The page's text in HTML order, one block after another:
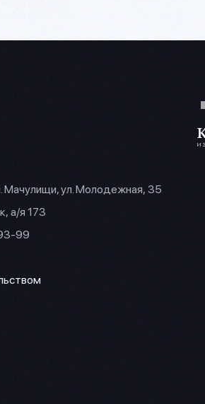
Мачулищи, ул. Молодежная, 35
а/я 173
99